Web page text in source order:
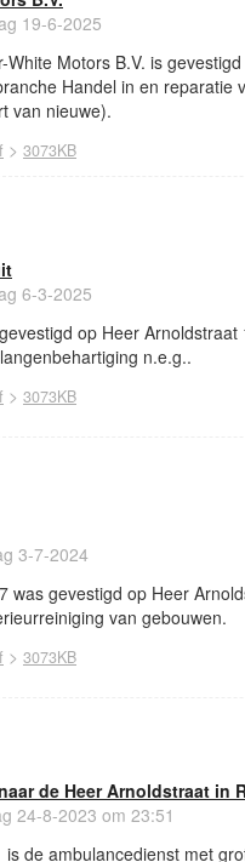
19-6-2025
Motors B.V. is
Handel in en reparatie
van nieuwe).
> 3073KB
6-3-2025
op Heer
n.e.g..
> 3073KB
3-7-2024
was gevestigd op Heer
van gebouwen.
> 3073KB
de Heer Arnoldstraat in
24-8-2023 om 23:51
de ambulancedienst met